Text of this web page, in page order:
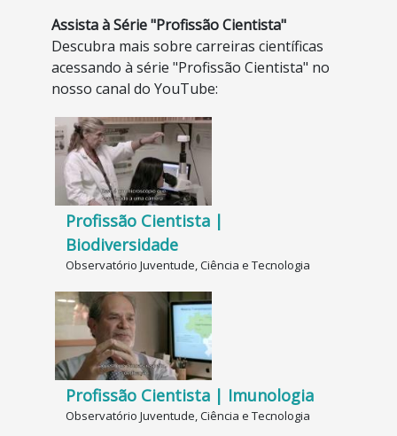
Assista à Série "Profissão Cientista"
Descubra mais sobre carreiras científicas
acessando à série "Profissão Cientista" no
nosso canal do YouTube:
Profissão Cientista |
Biodiversidade
Observatório Juventude, Ciência e Tecnologia
Profissão Cientista | Imunologia
Observatório Juventude, Ciência e Tecnologia